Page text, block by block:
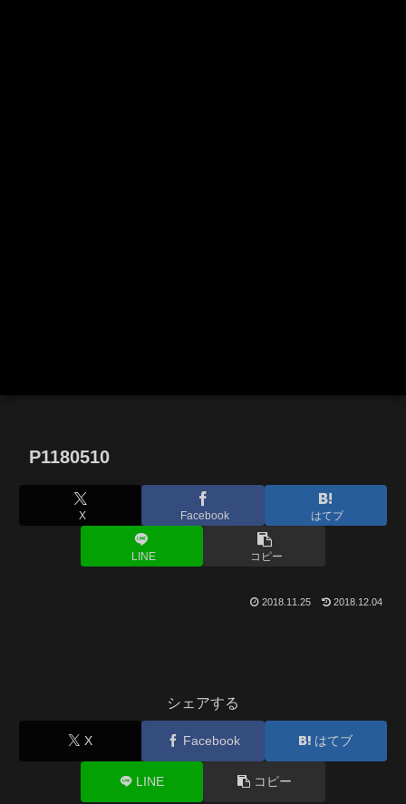
P1180510
X Facebook はてブ
LINE コピー
2018.11.25 2018.12.04
シェアする
X Facebook はてブ
LINE コピー